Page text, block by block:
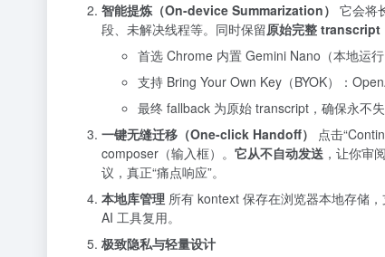
智能提炼（On-device Summarization） 它会将
段、未解决线程等。同时保留原始完整 transcript
首选 Chrome 内置 Gemini Nano（本地运
支持 Bring Your Own Key（BYOK）：
最终 fallback 为原始 transcript，确保永不失
一键无缝迁移（One-click Handoff）
点击
composer（输入框）。 它从不自动发送 ，让你审
议，真正“痛点响应”。
本地库管理 所有 kontext 保存在浏览器本地存储
AI 工具复用。
极致隐私与轻量设计